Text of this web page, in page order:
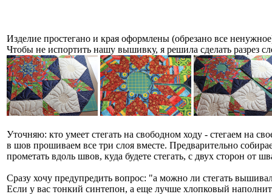
Изделие простегано и края оформлены (обрезано все
Чтобы не испортить нашу вышивку, я решила сделать разрез
Уточняю: кто умеет стегать на свободном ходу - стегаем на
в шов прошиваем все три слоя вместе. Предварительно
прометать вдоль швов, куда будете стегать, с двух сторон от
Сразу хочу предупредить вопрос: "а можно ли стегать
Если у вас тонкий синтепон, а еще лучше хлопковый